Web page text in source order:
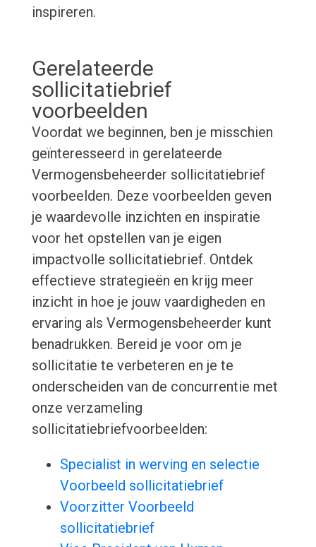
inspireren.
Gerelateerde
sollicitatiebrief
voorbeelden
Voordat we beginnen, ben je misschien
geïnteresseerd in gerelateerde
Vermogensbeheerder sollicitatiebrief
voorbeelden. Deze voorbeelden geven
je waardevolle inzichten en inspiratie
voor het opstellen van je eigen
impactvolle sollicitatiebrief. Ontdek
effectieve strategieën en krijg meer
inzicht in hoe je jouw vaardigheden en
ervaring als Vermogensbeheerder kunt
benadrukken. Bereid je voor om je
sollicitatie te verbeteren en je te
onderscheiden van de concurrentie met
onze verzameling
sollicitatiebriefvoorbeelden:
Specialist in werving en selectie
Voorbeeld sollicitatiebrief
Voorzitter Voorbeeld
sollicitatiebrief